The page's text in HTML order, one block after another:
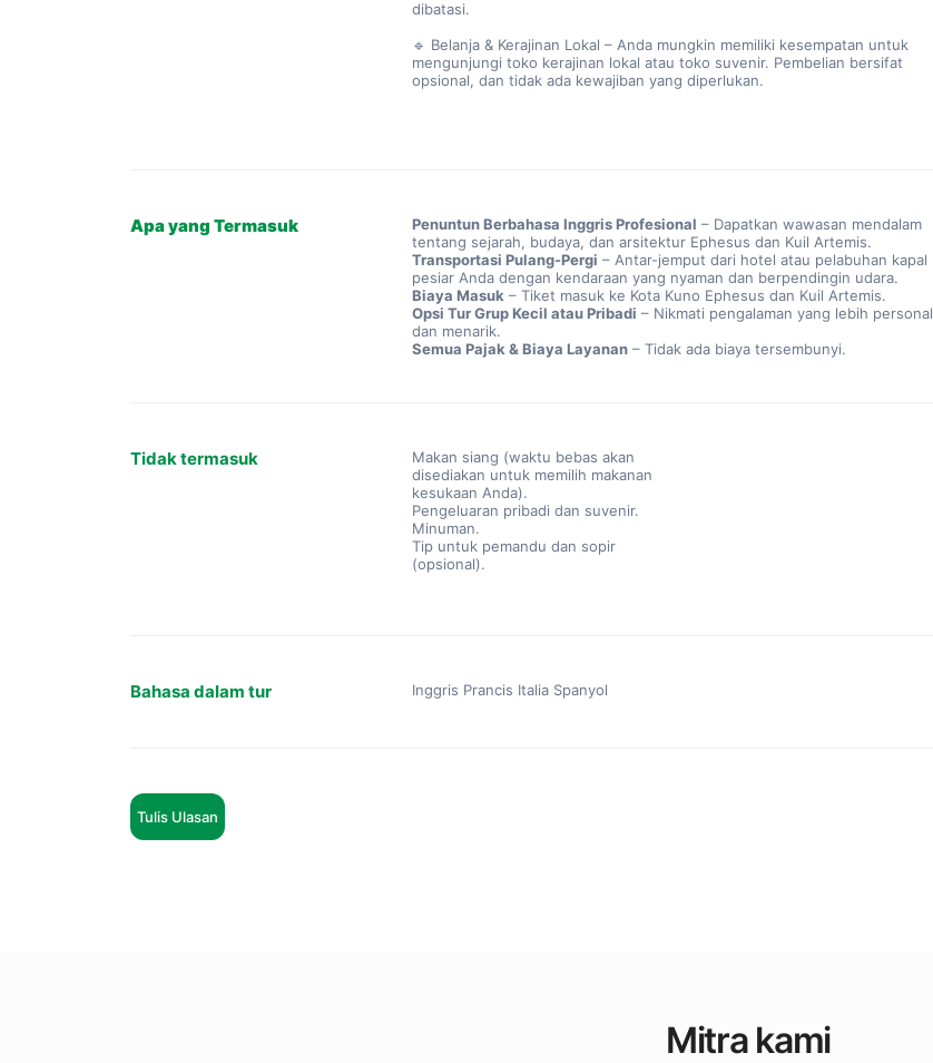
dibatasi.
🔹 Belanja & Kerajinan Lokal – Anda mungkin memiliki kesempatan untuk
mengunjungi toko kerajinan lokal atau toko suvenir. Pembelian bersifat
opsional, dan tidak ada kewajiban yang diperlukan.
Apa yang Termasuk Penuntun Berbahasa Inggris Profesional – Dapatkan wawasan mendalam
tentang sejarah, budaya, dan arsitektur Ephesus dan Kuil Artemis.
Transportasi Pulang-Pergi – Antar-jemput dari hotel atau pelabuhan kapal
pesiar Anda dengan kendaraan yang nyaman dan berpendingin udara.
Biaya Masuk – Tiket masuk ke Kota Kuno Ephesus dan Kuil Artemis.
Opsi Tur Grup Kecil atau Pribadi – Nikmati pengalaman yang lebih personal
dan menarik.
Semua Pajak & Biaya Layanan – Tidak ada biaya tersembunyi.
Tidak termasuk
Makan siang (waktu bebas akan
disediakan untuk memilih makanan
kesukaan Anda).
Pengeluaran pribadi dan suvenir.
Minuman.
Tip untuk pemandu dan sopir
(opsional).
Bahasa dalam tur Inggris Prancis Italia Spanyol
Tulis Ulasan
Mitra kami